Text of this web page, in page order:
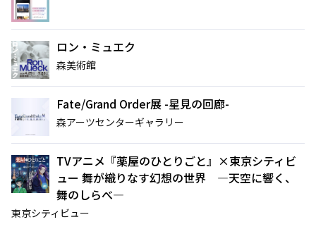
ロン・ミュエク
森美術館
Fate/Grand Order展 -星見の回廊-
森アーツセンターギャラリー
TVアニメ『薬屋のひとりごと』×東京シティビ
ュー 舞が織りなす幻想の世界 ―天空に響く、
舞のしらべ―
東京シティビュー